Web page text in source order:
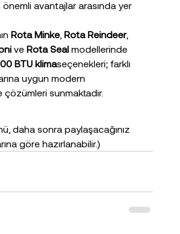
avantajlar arasında yer
Rota Minke, Rota Reindeer,
ve Rota Seal modellerinde
BTU klimaseçenekleri; farklı
uygun modern
çözümleri sunmaktadır.
daha sonra paylaşacağınız
göre hazırlanabilir.)